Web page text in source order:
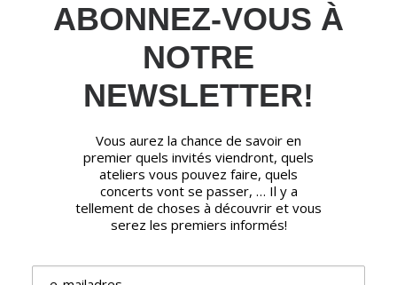
ABONNEZ-VOUS À
NOTRE
NEWSLETTER!
Vous aurez la chance de savoir en
premier quels invités viendront, quels
ateliers vous pouvez faire, quels
concerts vont se passer, … Il y a
tellement de choses à découvrir et vous
serez les premiers informés!